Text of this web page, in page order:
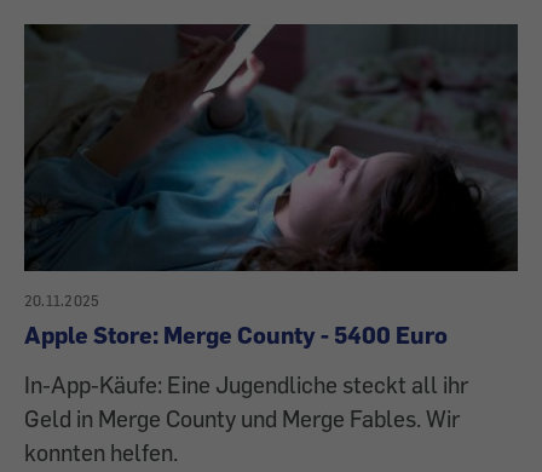
20.11.2025
Apple Store: Merge County - 5400 Euro
In-App-Käufe: Eine Jugendliche steckt all ihr
Geld in Merge County und Merge Fables. Wir
konnten helfen.